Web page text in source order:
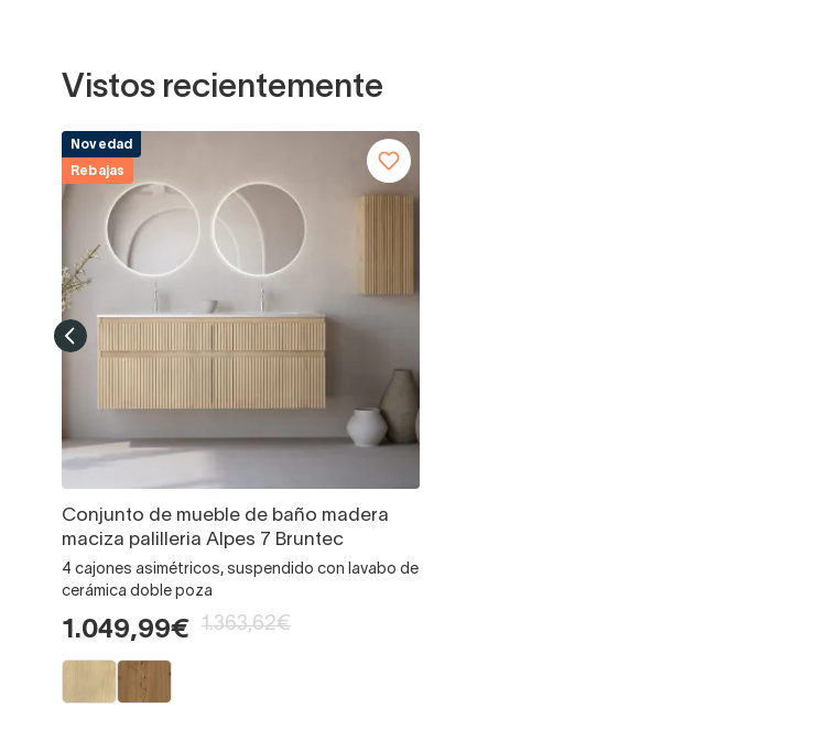
Vistos recientemente
Novedad
Rebajas
Conjunto de mueble de baño madera
maciza palilleria Alpes 7 Bruntec
4 cajones asimétricos, suspendido con lavabo de
cerámica doble poza
1.049,99€ 1.363,62€